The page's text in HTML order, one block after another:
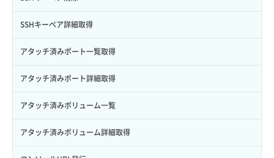
サブユーザー作成
サブユーザー削除
サブユーザー更新
サブユーザー詳細取得
トークン発行
パーミッション一覧取得
バックアップリストア
バックアップ一覧取得
バックアップ詳細一覧取得
バックアップ詳細取得
ボリュームイメージ保存
ボリュームタイプ一覧取得
イメージ保存容量変更
イメージ削除
イメージ詳細取得
SSHキーペア詳細取得
アタッチ済みポート一覧取得
アタッチ済みポート詳細取得
アタッチ済みボリューム一覧
アタッチ済みボリューム詳細取得